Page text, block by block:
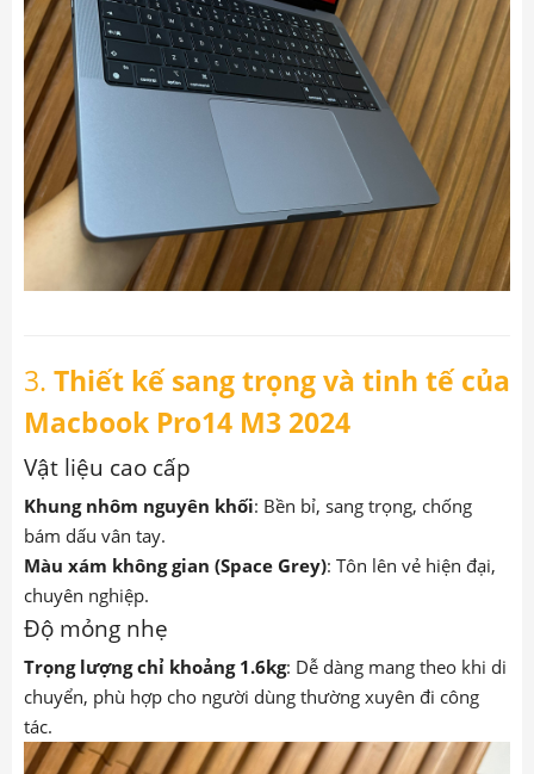
3. Thiết kế sang trọng và tinh tế của
Macbook Pro14 M3 2024
Vật liệu cao cấp
Khung nhôm nguyên khối: Bền bỉ, sang trọng, chống
bám dấu vân tay.
Màu xám không gian (Space Grey): Tôn lên vẻ hiện đại,
chuyên nghiệp.
Độ mỏng nhẹ
Trọng lượng chỉ khoảng 1.6kg: Dễ dàng mang theo khi di
chuyển, phù hợp cho người dùng thường xuyên đi công
tác.